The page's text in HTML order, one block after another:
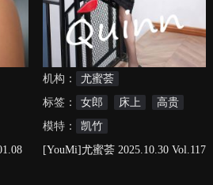
机构：
尤蜜荟
标签：
女郎 床上
高贵
模特：
凯竹
[YouMi]尤蜜荟 2025.10.30 Vol.117